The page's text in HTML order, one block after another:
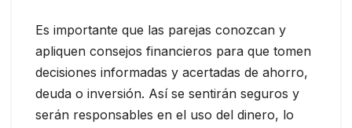
Es importante que las parejas conozcan y
apliquen consejos financieros para que tomen
decisiones informadas y acertadas de ahorro,
deuda o inversión. Así se sentirán seguros y
serán responsables en el uso del dinero, lo